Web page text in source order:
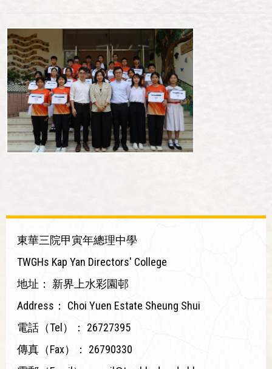
東華三院甲寅年總理中學
TWGHs Kap Yan Directors' College
地址：
新界上水彩園邨
Address：
Choi Yuen Estate Sheung Shui
電話（Tel）：
26727395
傳真（Fax）：
26790330